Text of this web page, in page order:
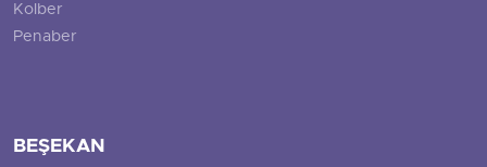
Kolber
Penaber
BEŞEKAN